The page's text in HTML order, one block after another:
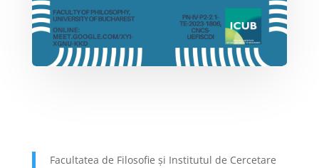
Facultatea de Filosofie și Institutul de Cercetare